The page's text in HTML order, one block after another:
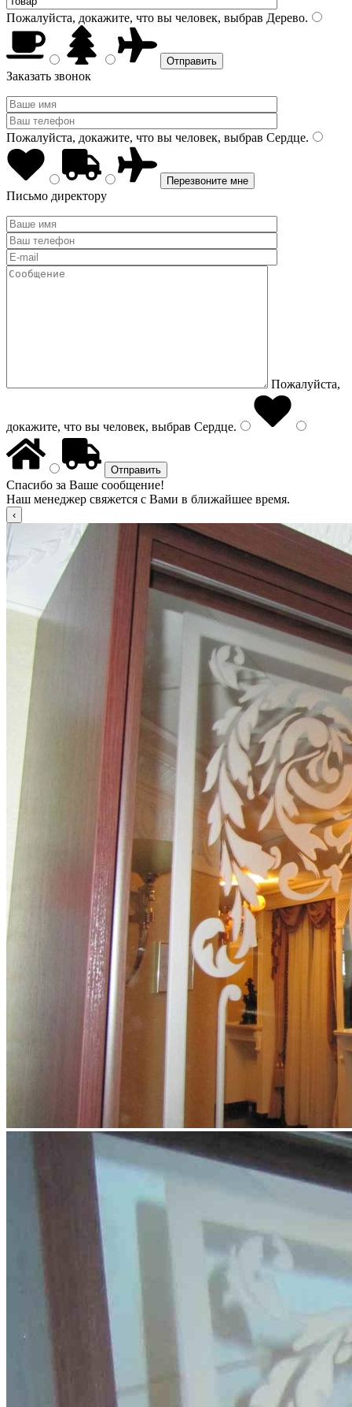
Пожалуйста, докажите, что вы человек, выбрав Дерево.
Заказать звонок
Пожалуйста, докажите, что вы человек, выбрав Сердце.
Письмо директору
Пожалуйста,
докажите, что вы человек, выбрав Сердце.
Спасибо за Ваше сообщение!
Наш менеджер свяжется с Вами в ближайшее время.